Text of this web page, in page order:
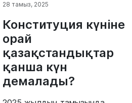
28 тамыз, 2025
Конституция күніне
орай
қазақстандықтар
қанша күн
демалады?